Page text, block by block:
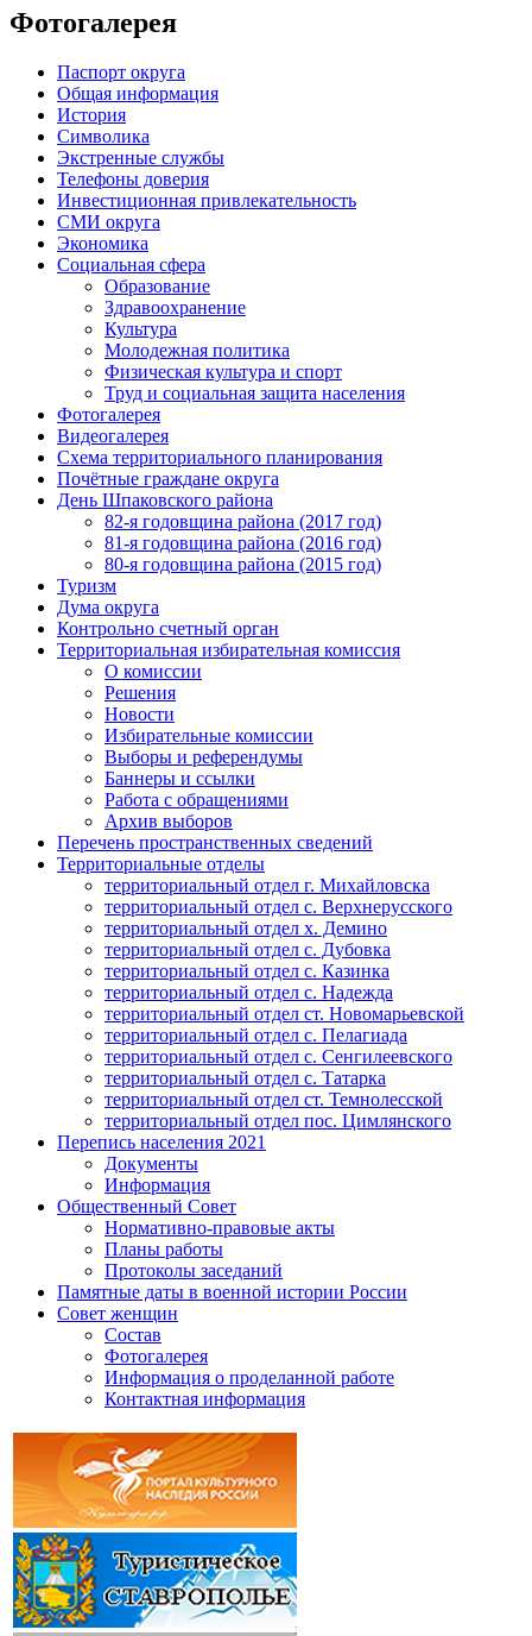
Фотогалерея
Паспорт округа
Общая информация
История
Символика
Экстренные службы
Телефоны доверия
Инвестиционная привлекательность
СМИ округа
Экономика
Социальная сфера
Образование
Здравоохранение
Культура
Молодежная политика
Физическая культура и спорт
Труд и социальная защита населения
Фотогалерея
Видеогалерея
Схема территориального планирования
Почётные граждане округа
День Шпаковского района
82-я годовщина района (2017 год)
81-я годовщина района (2016 год)
80-я годовщина района (2015 год)
Туризм
Дума округа
Контрольно счетный орган
Территориальная избирательная комиссия
О комиссии
Решения
Новости
Избирательные комиссии
Выборы и референдумы
Баннеры и ссылки
Работа с обращениями
Архив выборов
Перечень пространственных сведений
Территориальные отделы
территориальный отдел г. Михайловска
территориальный отдел с. Верхнерусского
территориальный отдел х. Демино
территориальный отдел с. Дубовка
территориальный отдел с. Казинка
территориальный отдел с. Надежда
территориальный отдел ст. Новомарьевской
территориальный отдел с. Пелагиада
территориальный отдел с. Сенгилеевского
территориальный отдел с. Татарка
территориальный отдел ст. Темнолесской
территориальный отдел пос. Цимлянского
Перепись населения 2021
Документы
Информация
Общественный Совет
Нормативно-правовые акты
Планы работы
Протоколы заседаний
Памятные даты в военной истории России
Совет женщин
Состав
Фотогалерея
Информация о проделанной работе
Контактная информация